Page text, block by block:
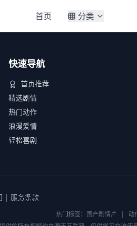
首页 分类
快速导航
首页推荐
精选剧情
热门动作
浪漫爱情
轻松喜剧
| 服务条款
热门标签： 国产剧情片 | 动